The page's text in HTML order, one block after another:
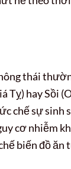
thái
Tỵ) hay Sồi
chế sự sinh
cơ nhiễm
biến đồ ăn